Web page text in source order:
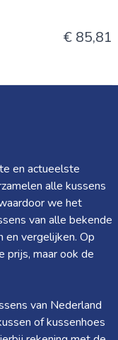
€ 85,81
en actueelste
alle kussens
we het
van alle bekende
en vergelijken. Op
prijs, maar ook de
van Nederland
of kussenhoes